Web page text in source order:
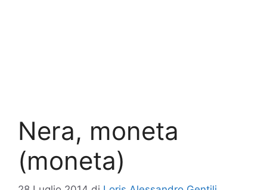
Nera, moneta
(moneta)